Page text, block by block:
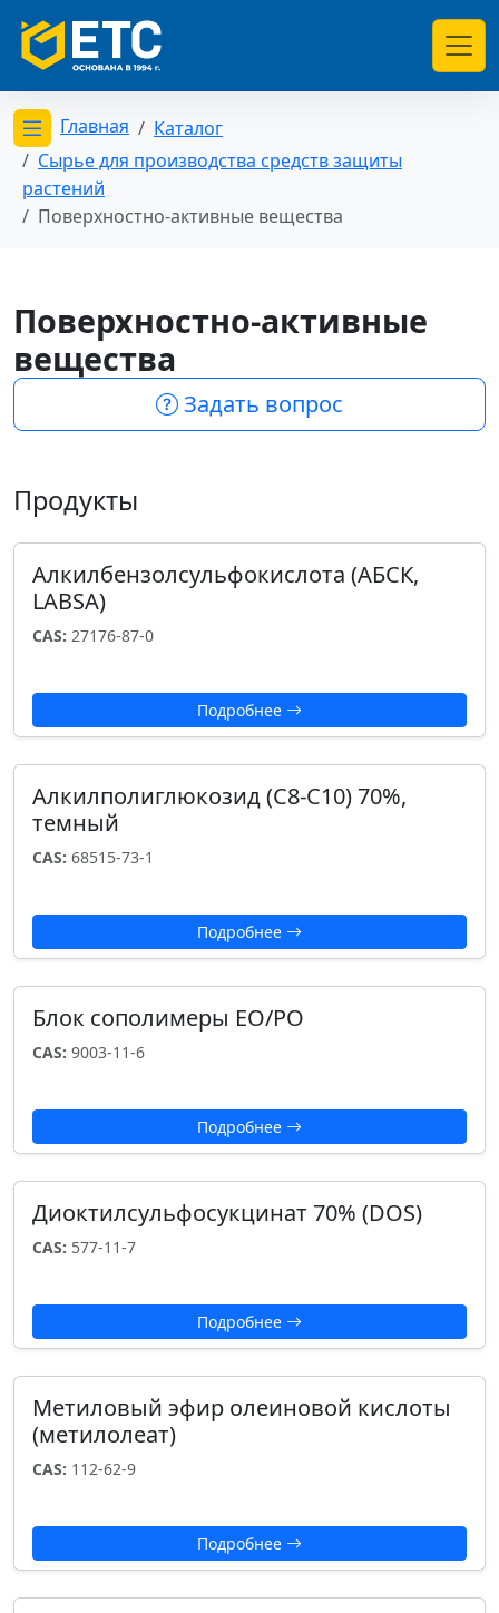
Открыть меню категорий
Главная
Каталог
Сырье для производства средств защиты
растений
Поверхностно-активные вещества
Поверхностно-активные
вещества
Задать вопрос
Продукты
Алкилбензолсульфокислота (АБСК,
LABSA)
CAS: 27176-87-0
Подробнее
Алкилполиглюкозид (С8-С10) 70%,
темный
CAS: 68515-73-1
Подробнее
Блок сополимеры EO/PO
CAS: 9003-11-6
Подробнее
Диоктилсульфосукцинат 70% (DOS)
CAS: 577-11-7
Подробнее
Метиловый эфир олеиновой кислоты
(метилолеат)
CAS: 112-62-9
Подробнее